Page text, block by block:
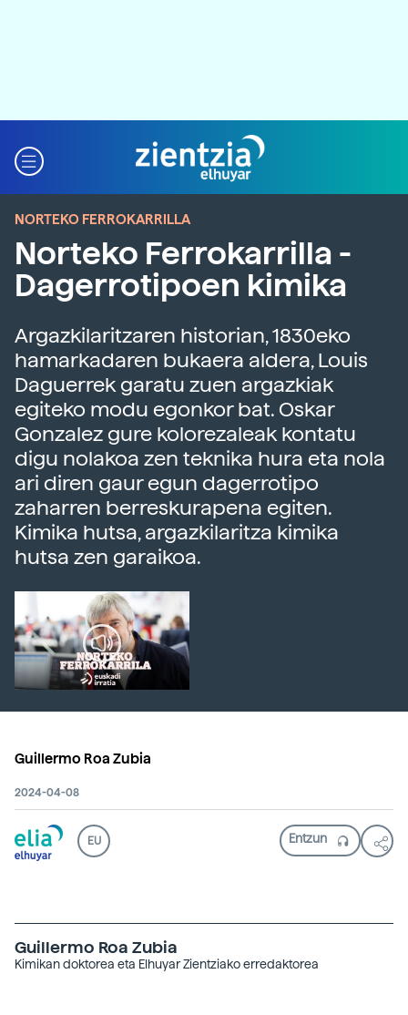
NORTEKO FERROKARRILLA
Norteko Ferrokarrilla -
Dagerrotipoen kimika
Argazkilaritzaren historian, 1830eko
hamarkadaren bukaera aldera, Louis
Daguerrek garatu zuen argazkiak
egiteko modu egonkor bat. Oskar
Gonzalez gure kolorezaleak kontatu
digu nolakoa zen teknika hura eta nola
ari diren gaur egun dagerrotipo
zaharren berreskurapena egiten.
Kimika hutsa, argazkilaritza kimika
hutsa zen garaikoa.
Guillermo Roa Zubia
2024-04-08
EU
Guillermo Roa Zubia
Kimikan doktorea eta Elhuyar Zientziako erredaktorea